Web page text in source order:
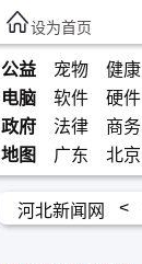
设为首页
公益 宠物 健康
电脑
软件 硬件
政府
法律 商务
地图
广东 北京
河北新闻网 <